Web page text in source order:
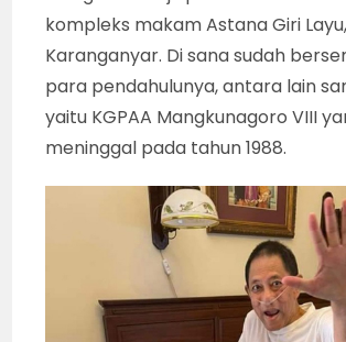
kompleks makam Astana Giri
Karanganyar. Di sana sudah
para pendahulunya, antara lain
yaitu KGPAA Mangkunagoro VIII
meninggal pada tahun 1988.